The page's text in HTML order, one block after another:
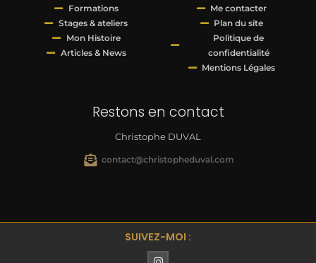
Formations
Stages & ateliers
Mon Histoire
Articles & News
Me contacter
Plan du site
Politique de
confidentialité
Mentions Légales
Restons en contact
Christophe DUVAL
contact@christopheduval.com
SUIVEZ-MOI :